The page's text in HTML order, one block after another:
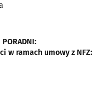
PORADNI:
w ramach umowy z NFZ: